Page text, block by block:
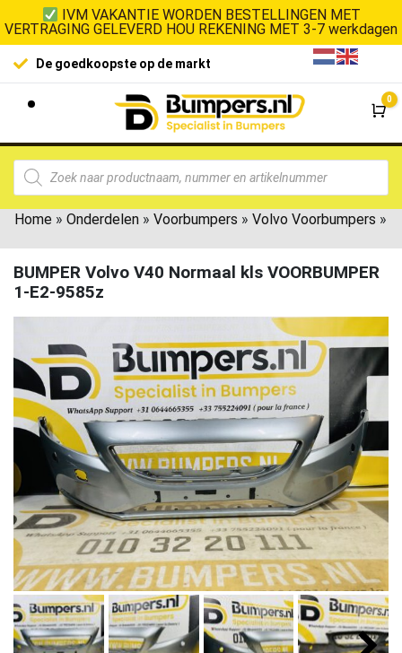
IVM VAKANTIE WORDEN BESTELLINGEN MET
VERTRAGING GELEVERD HOU REKENING MET 3-7 werkdagen
De goedkoopste op de markt
0
Home » Onderdelen » Voorbumpers » Volvo Voorbumpers »
BUMPER Volvo V40 Normaal kls VOORBUMPER
1-E2-9585z